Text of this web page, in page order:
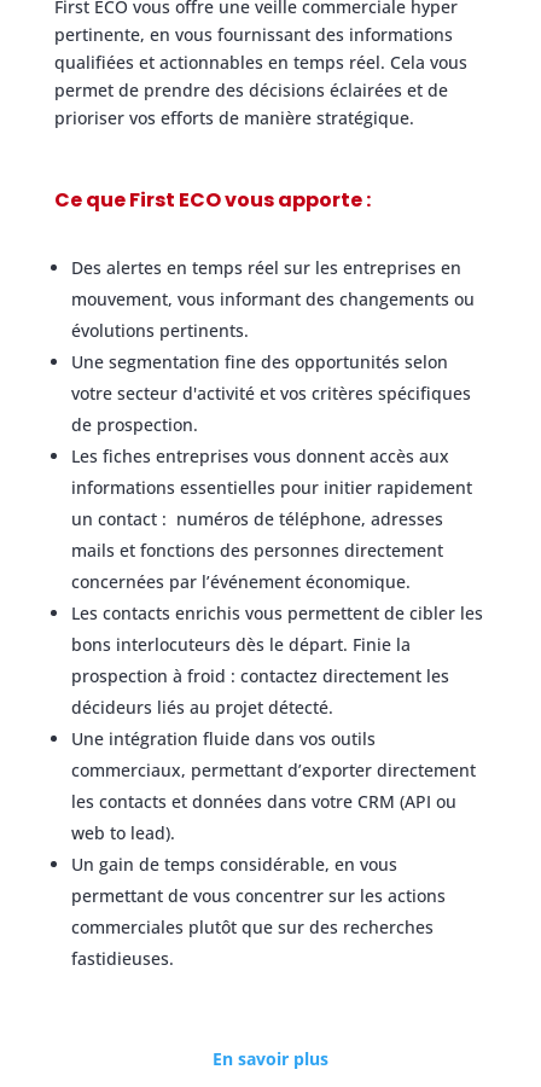
First ECO vous offre une veille commerciale hyper
pertinente, en vous fournissant des informations
qualifiées et actionnables en temps réel. Cela vous
permet de prendre des décisions éclairées et de
prioriser vos efforts de manière stratégique.
Ce que First ECO vous apporte :
Des alertes en temps réel sur les entreprises en
mouvement, vous informant des changements ou
évolutions pertinents.
Une segmentation fine des opportunités selon
votre secteur d'activité et vos critères spécifiques
de prospection.
Les fiches entreprises vous donnent accès aux
informations essentielles pour initier rapidement
un contact : numéros de téléphone, adresses
mails et fonctions des personnes directement
concernées par l’événement économique.
Les contacts enrichis vous permettent de cibler les
bons interlocuteurs dès le départ. Finie la
prospection à froid : contactez directement les
décideurs liés au projet détecté.
Une intégration fluide dans vos outils
commerciaux, permettant d’exporter directement
les contacts et données dans votre CRM (API ou
web to lead).
Un gain de temps considérable, en vous
permettant de vous concentrer sur les actions
commerciales plutôt que sur des recherches
fastidieuses.
En savoir plus